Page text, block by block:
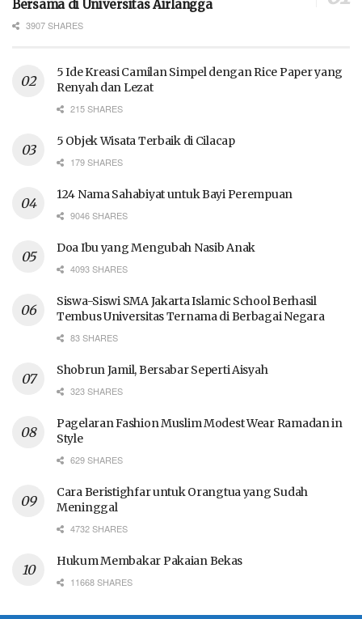
Bersama di Universitas Airlangga
3907 SHARES
5 Ide Kreasi Camilan Simpel dengan Rice Paper yang
Renyah dan Lezat
215 SHARES
5 Objek Wisata Terbaik di Cilacap
179 SHARES
124 Nama Sahabiyat untuk Bayi Perempuan
9046 SHARES
Doa Ibu yang Mengubah Nasib Anak
4093 SHARES
Siswa-Siswi SMA Jakarta Islamic School Berhasil
Tembus Universitas Ternama di Berbagai Negara
83 SHARES
Shobrun Jamil, Bersabar Seperti Aisyah
323 SHARES
Pagelaran Fashion Muslim Modest Wear Ramadan in
Style
629 SHARES
Cara Beristighfar untuk Orangtua yang Sudah
Meninggal
4732 SHARES
Hukum Membakar Pakaian Bekas
11668 SHARES